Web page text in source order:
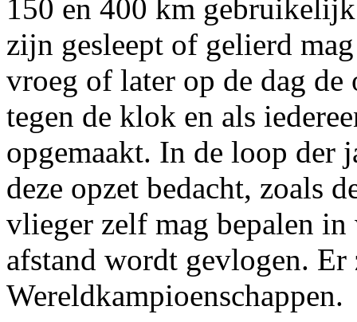
150 en 400 km
zijn gesleept of gelierd
vroeg of later op de dag
tegen de klok en als
opgemaakt. In de loop der
deze opzet bedacht, zoals
vlieger zelf mag bepalen
afstand wordt gevlogen. Er
Wereldkampioenschappen.